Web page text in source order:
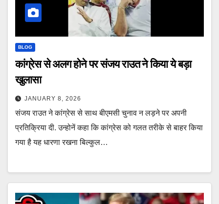
BLOG
कांग्रेस से अलग होने पर संजय राउत ने किया ये बड़ा
खुलासा
JANUARY 8, 2026
संजय राउत ने कांग्रेस से साथ बीएमसी चुनाव न लड़ने पर अपनी
प्रतिक्रिया दी. उन्होनें कहा कि कांग्रेस को गलत तरीके से बाहर किया
गया है यह धारणा रखना बिल्कुल…